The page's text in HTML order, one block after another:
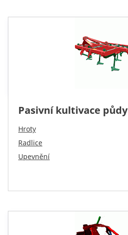
Pasivní kultivace půdy
Hroty
Radlice
Upevnění